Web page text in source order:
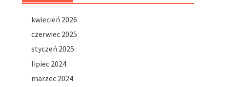
kwiecień 2026
czerwiec 2025
styczeń 2025
lipiec 2024
marzec 2024